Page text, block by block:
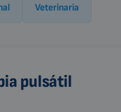
Veterinaria
pulsátil